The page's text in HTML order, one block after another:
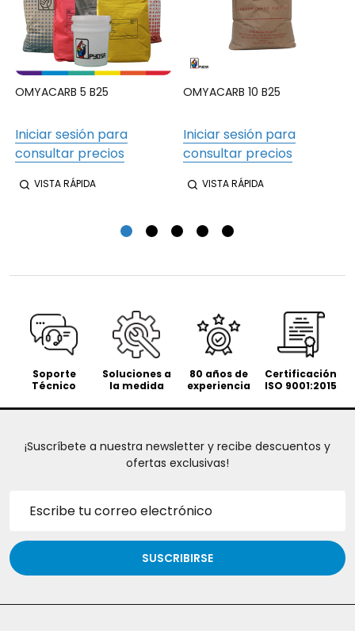
OMYACARB 5 B25
Iniciar sesión para
consultar precios
VISTA RÁPIDA
OMYACARB 10 B25
Iniciar sesión para
consultar precios
VISTA RÁPIDA
Soporte
Técnico
Soluciones a
la medida
80 años de
experiencia
Certificación
ISO 9001:2015
¡Suscríbete a nuestra newsletter y recibe descuentos y
ofertas exclusivas!
correo
electrónico
SUSCRIBIRSE